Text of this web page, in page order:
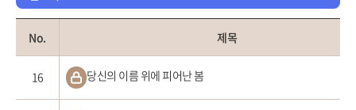
No. 제목
16 당신의 이름 위에 피어난 봄